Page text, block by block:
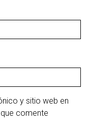
y sitio web en
comente